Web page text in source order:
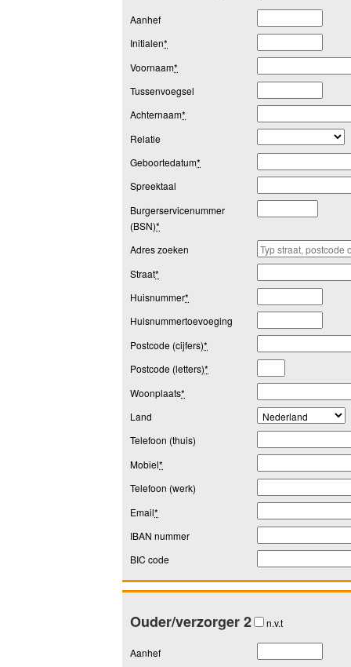
Aanhef
Initialen*
Voornaam*
Tussenvoegsel
Achternaam*
Relatie
Geboortedatum*
Spreektaal
Burgerservicenummer
(BSN)*
Adres zoeken
Straat*
Huisnummer*
Huisnummertoevoeging
Postcode (cijfers)*
Postcode (letters)*
Woonplaats*
Land
Telefoon (thuis)
Mobiel*
Telefoon (werk)
Email*
IBAN nummer
BIC code
Ouder/verzorger 2 n.v.t
Aanhef